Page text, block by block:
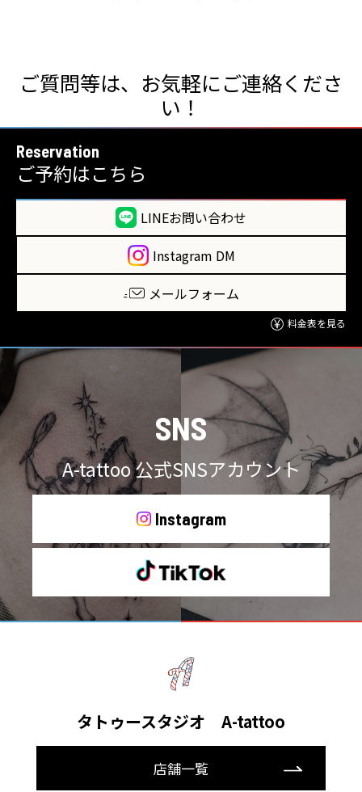
ご質問等は、お気軽にご連絡くださ
い！
Reservation
ご予約はこちら
LINEお問い合わせ
Instagram DM
メールフォーム
料金表を見る
SNS
A-tattoo 公式SNSアカウント
Instagram
タトゥースタジオ A-tattoo
店舗一覧